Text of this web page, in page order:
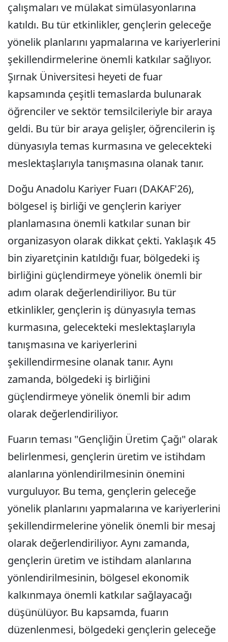
çalışmaları ve mülakat simülasyonlarına
katıldı. Bu tür etkinlikler, gençlerin geleceğe
yönelik planlarını yapmalarına ve kariyerlerini
şekillendirmelerine önemli katkılar sağlıyor.
Şırnak Üniversitesi heyeti de fuar
kapsamında çeşitli temaslarda bulunarak
öğrenciler ve sektör temsilcileriyle bir araya
geldi. Bu tür bir araya gelişler, öğrencilerin iş
dünyasıyla temas kurmasına ve gelecekteki
meslektaşlarıyla tanışmasına olanak tanır.
Doğu Anadolu Kariyer Fuarı (DAKAF'26),
bölgesel iş birliği ve gençlerin kariyer
planlamasına önemli katkılar sunan bir
organizasyon olarak dikkat çekti. Yaklaşık 45
bin ziyaretçinin katıldığı fuar, bölgedeki iş
birliğini güçlendirmeye yönelik önemli bir
adım olarak değerlendiriliyor. Bu tür
etkinlikler, gençlerin iş dünyasıyla temas
kurmasına, gelecekteki meslektaşlarıyla
tanışmasına ve kariyerlerini
şekillendirmesine olanak tanır. Aynı
zamanda, bölgedeki iş birliğini
güçlendirmeye yönelik önemli bir adım
olarak değerlendiriliyor.
Fuarın teması "Gençliğin Üretim Çağı" olarak
belirlenmesi, gençlerin üretim ve istihdam
alanlarına yönlendirilmesinin önemini
vurguluyor. Bu tema, gençlerin geleceğe
yönelik planlarını yapmalarına ve kariyerlerini
şekillendirmelerine yönelik önemli bir mesaj
olarak değerlendiriliyor. Aynı zamanda,
gençlerin üretim ve istihdam alanlarına
yönlendirilmesinin, bölgesel ekonomik
kalkınmaya önemli katkılar sağlayacağı
düşünülüyor. Bu kapsamda, fuarın
düzenlenmesi, bölgedeki gençlerin geleceğe